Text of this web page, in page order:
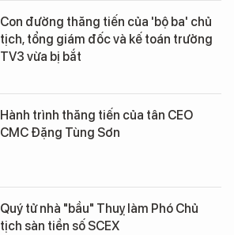
Con đường thăng tiến của 'bộ ba' chủ
tịch, tổng giám đốc và kế toán trưởng
TV3 vừa bị bắt
Hành trình thăng tiến của tân CEO
CMC Đặng Tùng Sơn
Quý tử nhà "bầu" Thuỵ làm Phó Chủ
tịch sàn tiền số SCEX